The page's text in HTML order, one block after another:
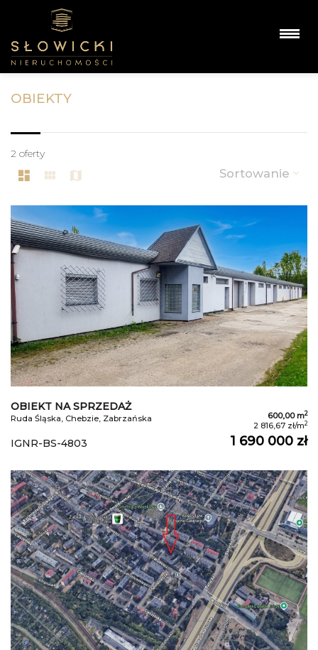
OBIEKTY
2 oferty
Sortowanie
OBIEKT NA SPRZEDAŻ
Ruda Śląska, Chebzie, Zabrzańska 600,00 m2
2 816,67 zł/m2
IGNR-BS-4803 1 690 000 zł